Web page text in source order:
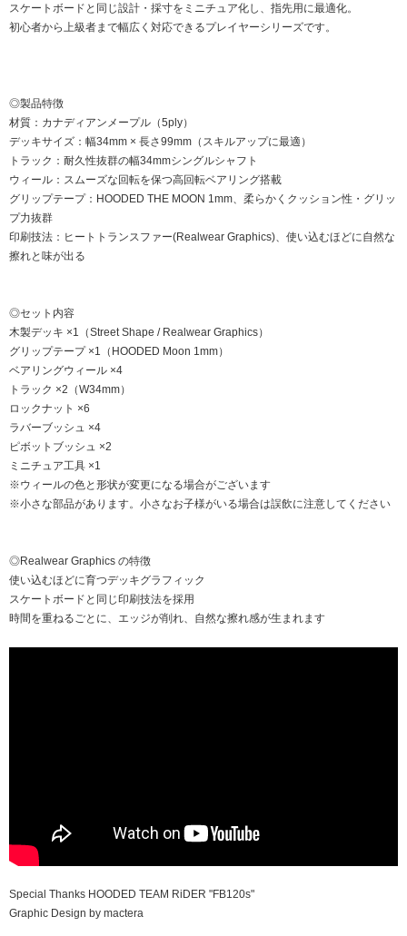
スケートボードと同じ設計・採寸をミニチュア化し、指先用に最適化。
初心者から上級者まで幅広く対応できるプレイヤーシリーズです。
◎製品特徴
材質：カナディアンメープル（5ply）
デッキサイズ：幅34mm × 長さ99mm（スキルアップに最適）
トラック：耐久性抜群の幅34mmシングルシャフト
ウィール：スムーズな回転を保つ高回転ベアリング搭載
グリップテープ：HOODED THE MOON 1mm、柔らかくクッション性・グリッ
プ力抜群
印刷技法：ヒートトランスファー(Realwear Graphics)、使い込むほどに自然な
擦れと味が出る
◎セット内容
木製デッキ ×1（Street Shape / Realwear Graphics）
グリップテープ ×1（HOODED Moon 1mm）
ベアリングウィール ×4
トラック ×2（W34mm）
ロックナット ×6
ラバーブッシュ ×4
ピボットブッシュ ×2
ミニチュア工具 ×1
※ウィールの色と形状が変更になる場合がございます
※小さな部品があります。小さなお子様がいる場合は誤飲に注意してください
◎Realwear Graphics の特徴
使い込むほどに育つデッキグラフィック
スケートボードと同じ印刷技法を採用
時間を重ねるごとに、エッジが削れ、自然な擦れ感が生まれます
Special Thanks HOODED TEAM RiDER "FB120s"
Graphic Design by mactera